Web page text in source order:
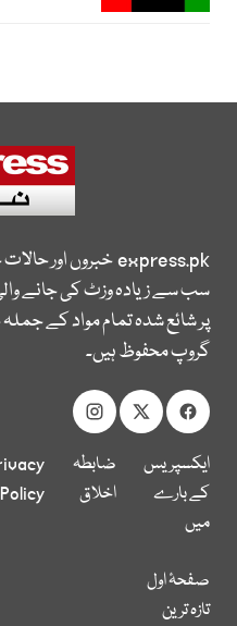
express.pkخبروں اور
سب سے زیادہ وزٹ کی جانے
پر شائع شدہ تمام مواد کے
گروپ محفوظ ہیں۔
ایکسپریس
کے بارے
میں
ضابطہ
اخلاق
Policy
صفحۂ اول
تازہ ترین